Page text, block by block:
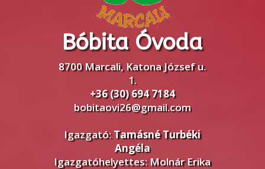
Bóbita Óvoda
8700 Marcali, Katona József u.
1.
+36 (30) 694 7184
bobitaovi26@gmail.com
Igazgató:Tamásné Turbéki
Angéla
Igazgatóhelyettes: Molnár Erika